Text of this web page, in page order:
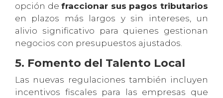
opción defraccionar sus pagos tributarios
en plazos más largos y sin intereses, un
alivio significativo para quienes gestionan
negocios con presupuestos ajustados.
5. Fomento del Talento Local
Las nuevas regulaciones también incluyen
incentivos fiscales para las empresas que